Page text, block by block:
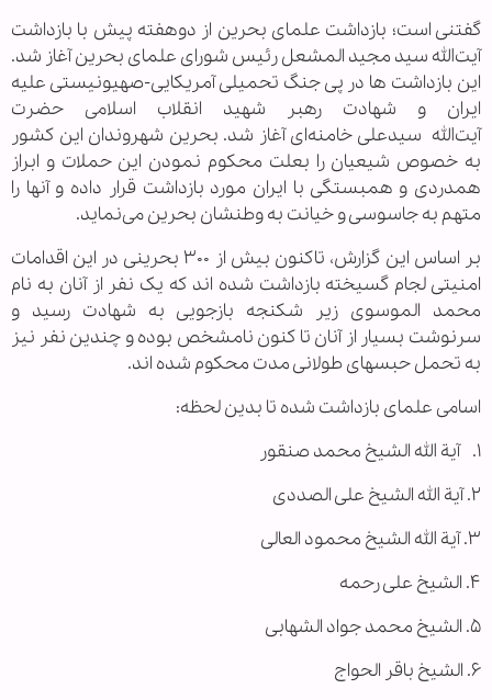
گفتنی است؛ بازداشت علمای بحرین از دوهفته پیش با بازداشت
آیت‌الله سید مجید المشعل رئیس شورای علمای بحرین آغاز شد.
این بازداشت ها در پی جنگ تحمیلی آمریکایی-صهیونیستی علیه
ایران و شهادت رهبر شهید انقلاب اسلامی حضرت
آیت‌الله سیدعلی خامنه‌ای آغاز شد. بحرین شهروندان این کشور
به خصوص شیعیان را بعلت محکوم نمودن این حملات و ابراز
همدردی و همبستگی با ایران مورد بازداشت‌ قرار داده و آنها را
متهم به جاسوسی و خیانت به وطنشان بحرین می‌نماید.
بر اساس این گزارش، تاکنون بیش از ۳۰۰ بحرینی در این اقدامات
امنیتی لجام گسیخته بازداشت شده اند که یک نفر از آنان به نام
محمد الموسوی زیر شکنجه بازجویی به شهادت رسید و
سرنوشت بسیار از آنان تا کنون نامشخص بوده و چندین نفر نیز
به تحمل حبسهای طولانی مدت محکوم شده اند.
اسامی علمای بازداشت شده تا بدین لحظه:
۱. آیة الله الشیخ محمد صنقور
۲. آیة الله الشیخ علی الصددی
۳. آیة الله الشیخ محمود العالی
۴. الشیخ علی رحمه
۵. الشیخ محمد جواد الشهابی
۶. الشیخ باقر الحواج